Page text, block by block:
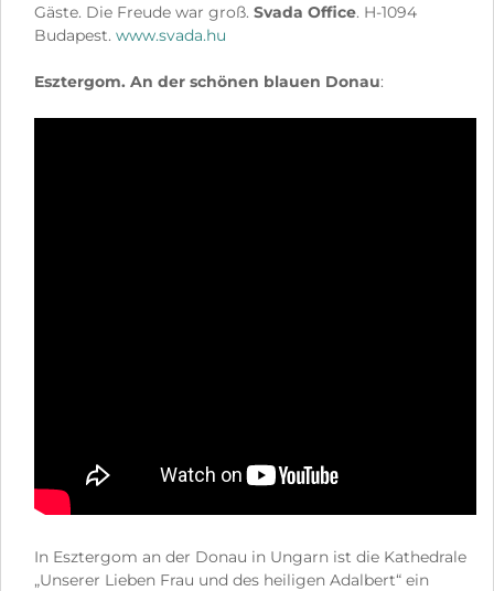
Gäste. Die Freude war groß. Svada Office. H-1094
Budapest. www.svada.hu
Esztergom. An der schönen blauen Donau:
In Esztergom an der Donau in Ungarn ist die Kathedrale
„Unserer Lieben Frau und des heiligen Adalbert“ ein